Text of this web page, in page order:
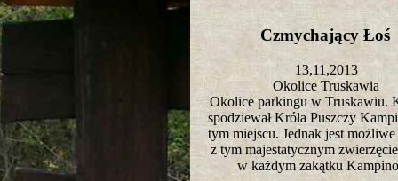
Czmychający Łoś
13,11,2013
Okolice Truskawia
Okolice parkingu w Truskawiu.
spodziewał Króla Puszczy
tym miejscu. Jednak jest możliwe
z tym majestatycznym
w każdym zakątku